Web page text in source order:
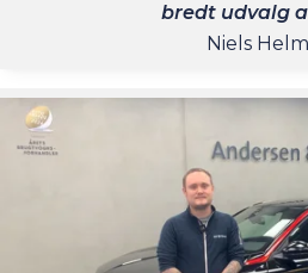
bredt udvalg
Niels